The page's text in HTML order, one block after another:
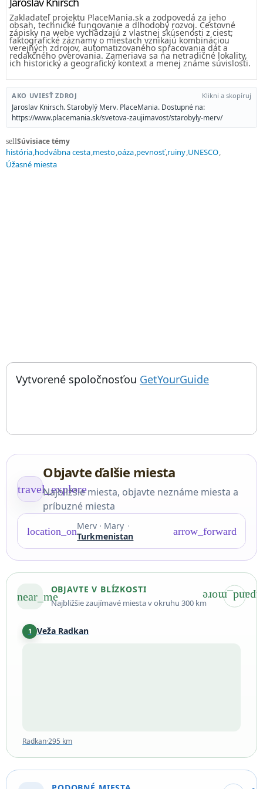
Zakladateľ projektu PlaceMania.sk a zodpovedá za jeho
obsah, technické fungovanie a dlhodobý rozvoj. Cestovné
zápisky na webe vychádzajú z vlastnej skúsenosti z ciest;
faktografické záznamy o miestach vznikajú kombináciou
verejných zdrojov, automatizovaného spracovania dát a
redakčného overovania. Zameriava sa na netradičné lokality,
ich historický a geografický kontext a menej známe súvislosti.
AKO UVIESŤ ZDROJ Klikni a skopíruj
Jaroslav Knirsch. Starobylý Merv. PlaceMania. Dostupné na:
https://www.placemania.sk/svetova-zaujimavost/starobyly-merv/
sellSúvisiace témy
história hodvábna cesta mesto oáza pevnosť ruiny UNESCO
Úžasné miesta
Vytvorené spoločnosťou GetYourGuide; otvorí sa
travel_explore
Objavte ďalšie miesta
Najbližšie miesta, objavte neznáme miesta a
príbuzné miesta
location_onMerv · Mary
Turkmenistan
arrow_forward
near_me
OBJAVTE V BLÍZKOSTI
Najbližšie zaujímavé miesta v okruhu 300 km
1 Veža Radkan
Radkan·295 km